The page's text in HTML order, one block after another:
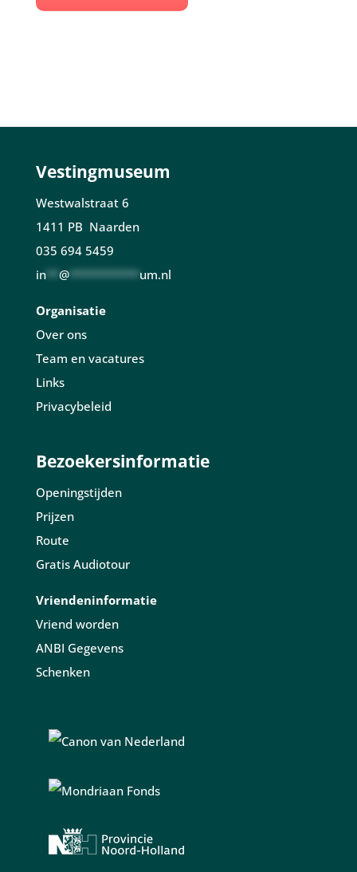
Vestingmuseum
Westwalstraat 6
1411 PB Naarden
035 694 5459
in** @*********** um.nl
Organisatie
Over ons
Team en vacatures
Links
Privacybeleid
Bezoekersinformatie
Openingstijden
Prijzen
Route
Gratis Audiotour
Vriendeninformatie
Vriend worden
ANBI Gegevens
Schenken